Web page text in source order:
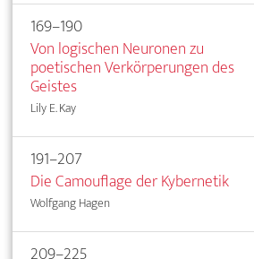
169–190
Von logischen Neuronen zu
poetischen Verkörperungen des
Geistes
Lily E. Kay
191–207
Die Camouflage der Kybernetik
Wolfgang Hagen